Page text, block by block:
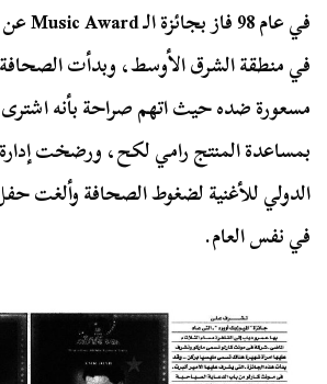
في عام 98 فاز بجائزة الـ
Music Awardعن
في منطقة الشرق الأوسط، وبدأت
مسعورة ضده حيث اتهم صراحة بأنه اشترى
بمساعدة المنتج رامي لكح، ورضخت
الدولي للأغنية لضغوط الصحافة وألغت
في نفس العام.